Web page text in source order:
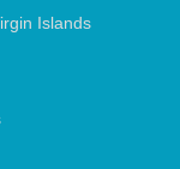
Islands